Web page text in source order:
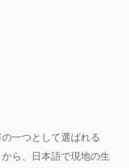
一つとして選ばれる
ら、日本語で現地の生